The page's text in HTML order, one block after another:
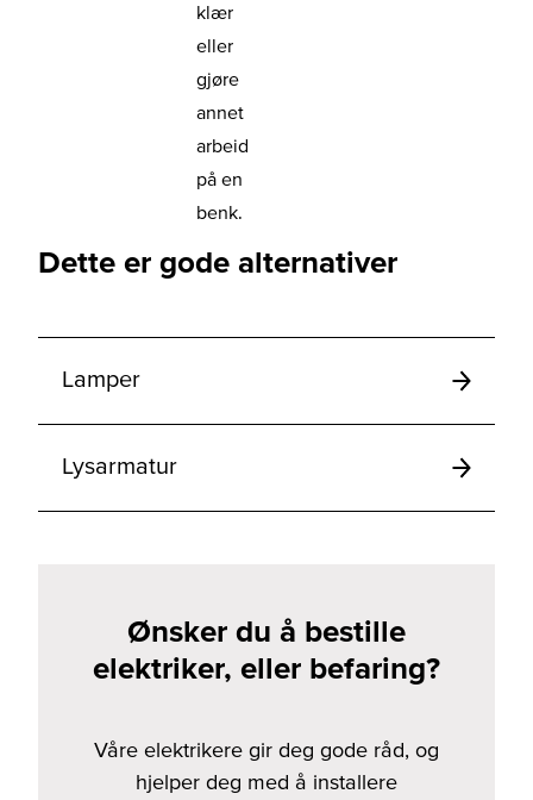
klær
eller
gjøre
annet
arbeid
på en
benk.
Dette er gode alternativer
Lamper
Lysarmatur
Ønsker du å bestille
elektriker, eller befaring?
Våre elektrikere gir deg gode råd, og
hjelper deg med å installere